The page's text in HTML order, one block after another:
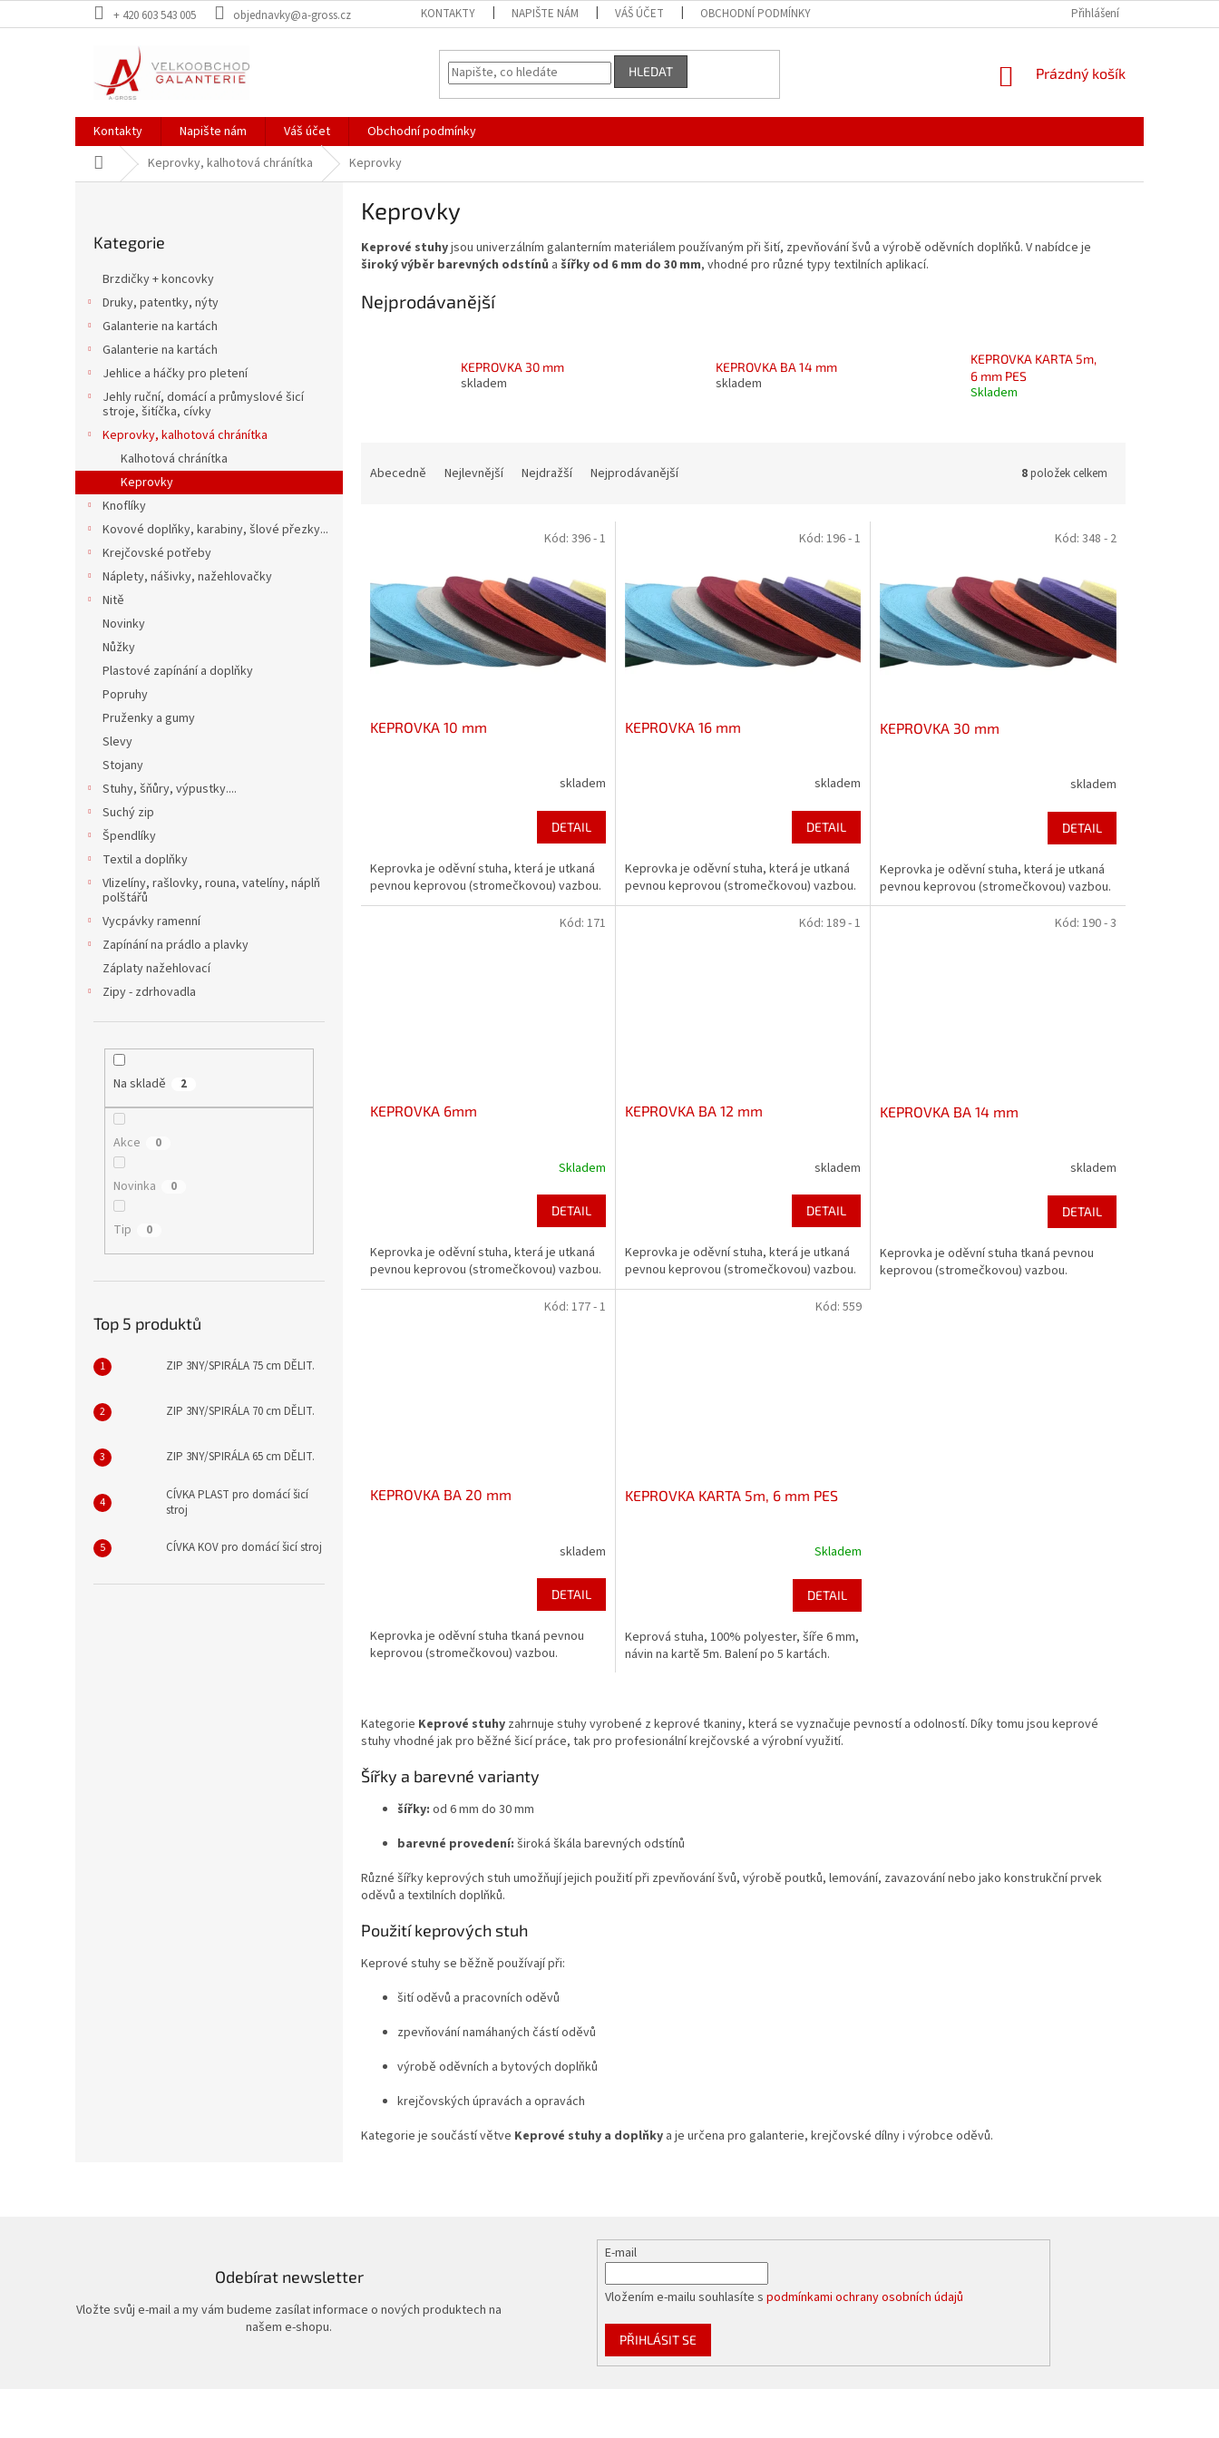
na
+ 420 603 543 005 objednavky@a-gross.cz KONTAKTY NAPIŠTE NÁM VÁŠ ÚČET OBCHODNÍ PODMÍNKY REKLAMACE
Přihlášení
HLEDAT
NÁKUPNÍ
Prázdný košík
Kontakty Napište nám Váš účet
Obchodní podmínky
Domů Keprovky, kalhotová chránítka Keprovky
kategorie
Kategorie
Brzdičky + koncovky
Druky, patentky, nýty
Galanterie na kartách
Galanterie na kartách
Jehlice a háčky pro pletení
Jehly ruční, domácí a průmyslové šicí
stroje, šitíčka, cívky
Keprovky, kalhotová chránítka
Kalhotová chránítka
Keprovky
Knoflíky
Kovové doplňky, karabiny, šlové přezky...
Krejčovské potřeby
Náplety, nášivky, nažehlovačky
Nitě
Novinky
Nůžky
Plastové zapínání a doplňky
Popruhy
Pruženky a gumy
Slevy
Stojany
Stuhy, šňůry, výpustky....
Suchý zip
Špendlíky
Textil a doplňky
Vlizelíny, rašlovky, rouna, vatelíny, náplň
polštářů
Vycpávky ramenní
Zapínání na prádlo a plavky
Záplaty nažehlovací
Zipy - zdrhovadla
Na skladě 2
Akce 0
Novinka 0
Tip 0
Top 5 produktů
ZIP 3NY/SPIRÁLA 75 cm DĚLIT.
ZIP 3NY/SPIRÁLA 70 cm DĚLIT.
ZIP 3NY/SPIRÁLA 65 cm DĚLIT.
CÍVKA PLAST pro domácí šicí
stroj
CÍVKA KOV pro domácí šicí stroj
Keprovky
Keprové stuhyjsou univerzálním galanterním materiálem používaným při šití, zpevňování švů a výrobě oděvních doplňků. V nabídce je
široký výběr barevných odstínů a šířky od 6 mm do 30 mm, vhodné pro různé typy textilních aplikací.
Nejprodávanější
KEPROVKA 30 mm
skladem
KEPROVKA BA 14 mm
skladem
KEPROVKA KARTA 5m,
6 mm PES
Skladem
Abecedně Nejlevnější Nejdražší Nejprodávanější 8položek celkem
p
KEPROVKA 10 mm
skladem
DETAIL
Keprovka je oděvní stuha, která je utkaná
pevnou keprovou (stromečkovou) vazbou.
Kód: 396 - 1
KEPROVKA 16 mm
skladem
DETAIL
Keprovka je oděvní stuha, která je utkaná
pevnou keprovou (stromečkovou) vazbou.
Kód: 196 - 1
KEPROVKA 30 mm
skladem
DETAIL
Keprovka je oděvní stuha, která je utkaná
pevnou keprovou (stromečkovou) vazbou.
Kód: 348 - 2
KEPROVKA 6mm
Skladem
DETAIL
Keprovka je oděvní stuha, která je utkaná
pevnou keprovou (stromečkovou) vazbou.
Kód: 171
KEPROVKA BA 12 mm
skladem
DETAIL
Keprovka je oděvní stuha, která je utkaná
pevnou keprovou (stromečkovou) vazbou.
Kód: 189 - 1
KEPROVKA BA 14 mm
skladem
DETAIL
Keprovka je oděvní stuha tkaná pevnou
keprovou (stromečkovou) vazbou.
Kód: 190 - 3
KEPROVKA BA 20 mm
skladem
DETAIL
Keprovka je oděvní stuha tkaná pevnou
keprovou (stromečkovou) vazbou.
Kód: 177 - 1
KEPROVKA KARTA 5m, 6 mm PES
Skladem
DETAIL
Keprová stuha, 100% polyester, šíře 6 mm,
návin na kartě 5m. Balení po 5 kartách.
Kód: 559
v
l
á
k
Kategorie Keprové stuhy zahrnuje stuhy vyrobené z keprové tkaniny, která se vyznačuje pevností a odolností. Díky tomu jsou keprové
stuhy vhodné jak pro běžné šicí práce, tak pro profesionální krejčovské a výrobní využití.
Šířky a barevné varianty
šířky: od 6 mm do 30 mm
barevné provedení: široká škála barevných odstínů
Různé šířky keprových stuh umožňují jejich použití při zpevňování švů, výrobě poutků, lemování, zavazování nebo jako konstrukční prvek
oděvů a textilních doplňků.
Použití keprových stuh
Keprové stuhy se běžně používají při:
šití oděvů a pracovních oděvů
zpevňování namáhaných částí oděvů
výrobě oděvních a bytových doplňků
krejčovských úpravách a opravách
Kategorie je součástí větve Keprové stuhy a doplňky a je určena pro galanterie, krejčovské dílny i výrobce oděvů.
Odebírat newsletter
Vložte svůj e-mail a my vám budeme zasílat informace o nových produktech na
našem e-shopu.
E-mail
Vložením e-mailu souhlasíte spodmínkami ochrany osobních údajů
PŘIHLÁSIT SE